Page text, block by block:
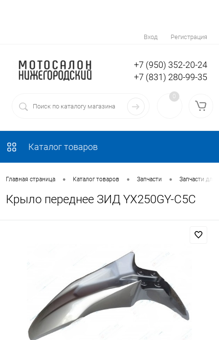
Вход Регистрация
+7 (950) 352-20-24
+7 (831) 280-99-35
0
Каталог товаров
Главная страница • Каталог товаров • Запчасти • Запчасти для
Крыло переднее ЗИД YX250GY-C5C